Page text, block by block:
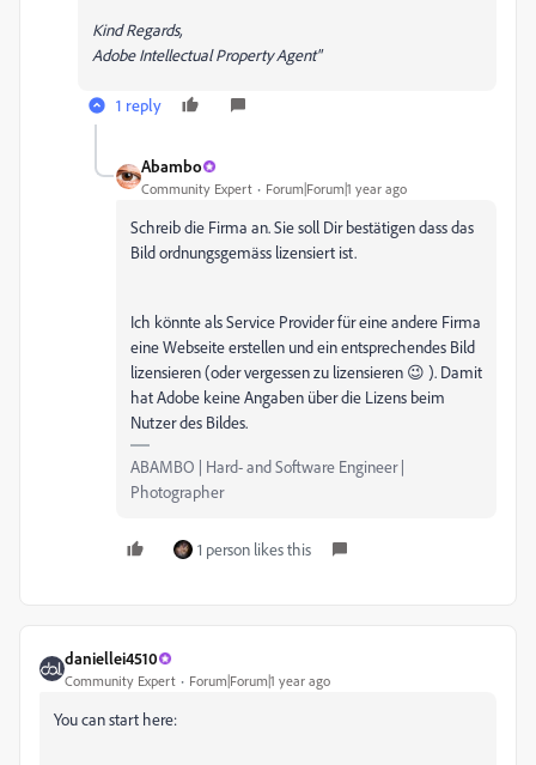
Kind Regards,
Adobe Intellectual Property Agent"
1 reply
Abambo
Community Expert Forum|Forum|1 year ago
Schreib die Firma an. Sie soll Dir bestätigen dass das
Bild ordnungsgemäss lizensiert ist.
Ich könnte als Service Provider für eine andere Firma
eine Webseite erstellen und ein entsprechendes Bild
lizensieren (oder vergessen zu lizensieren 😉 ). Damit
hat Adobe keine Angaben über die Lizens beim
Nutzer des Bildes.
ABAMBO | Hard- and Software Engineer |
Photographer
1 person likes this
daniellei4510
Community Expert Forum|Forum|1 year ago
You can start here: